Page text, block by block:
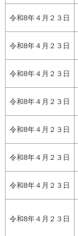
令和8年４月２３日
令和8年４月２３日
令和8年４月２３日
令和8年４月２３日
令和8年４月２３日
令和8年４月２３日
令和8年４月２３日
令和8年４月２３日